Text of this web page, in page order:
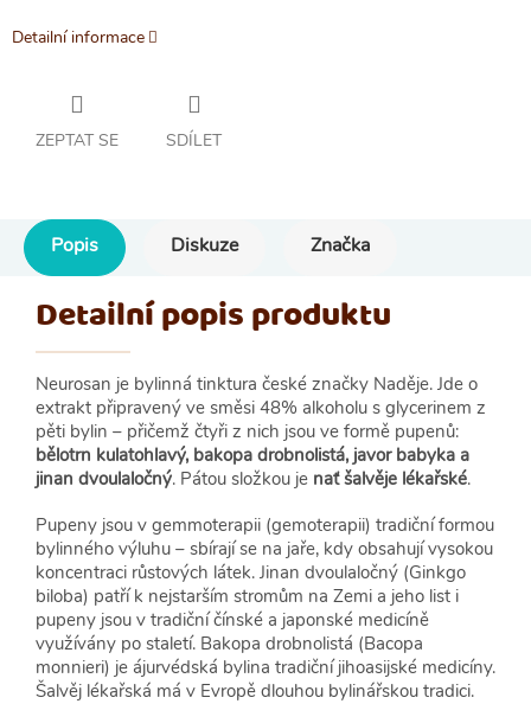
Detailní informace
ZEPTAT SE SDÍLET
Popis Diskuze Značka
Detailní popis produktu
Neurosan je bylinná tinktura české značky Naděje. Jde o
extrakt připravený ve směsi 48% alkoholu s glycerinem z
pěti bylin – přičemž čtyři z nich jsou ve formě pupenů:
bělotrn kulatohlavý, bakopa drobnolistá, javor babyka a
jinan dvoulaločný. Pátou složkou je nať šalvěje lékařské.
Pupeny jsou v gemmoterapii (gemoterapii) tradiční formou
bylinného výluhu – sbírají se na jaře, kdy obsahují vysokou
koncentraci růstových látek. Jinan dvoulaločný (Ginkgo
biloba) patří k nejstarším stromům na Zemi a jeho list i
pupeny jsou v tradiční čínské a japonské medicíně
využívány po staletí. Bakopa drobnolistá (Bacopa
monnieri) je ájurvédská bylina tradiční jihoasijské medicíny.
Šalvěj lékařská má v Evropě dlouhou bylinářskou tradici.